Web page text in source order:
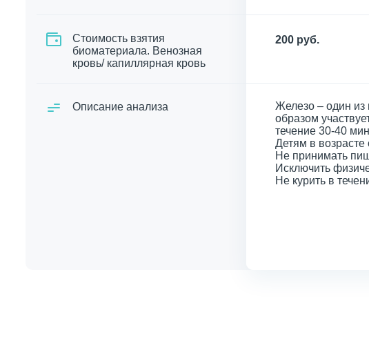
Стоимость взятия
биоматериала. Венозная
кровь/ капиллярная кровь
200 руб.
Описание анализа
Железо – один из
образом
течение 30-40
Детям в возрасте
Не принимать
Исключить
Не курить в